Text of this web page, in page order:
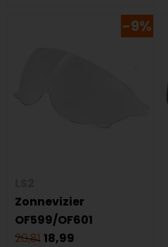
-9%
Zonnevizier
OF599/OF601
20,8118,99